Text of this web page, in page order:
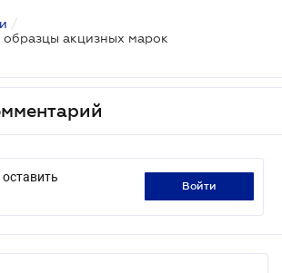
/
образцы акцизных марок
войти